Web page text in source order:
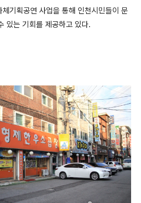
기획공연 사업을 통해 인천시민들이 문
있는 기회를 제공하고 있다.